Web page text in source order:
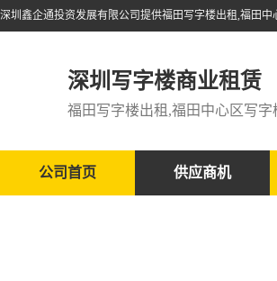
深圳写字楼商业租赁
公司首页 供应商机